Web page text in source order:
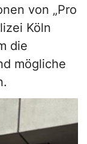
von „Pro
Köln
die
mögliche